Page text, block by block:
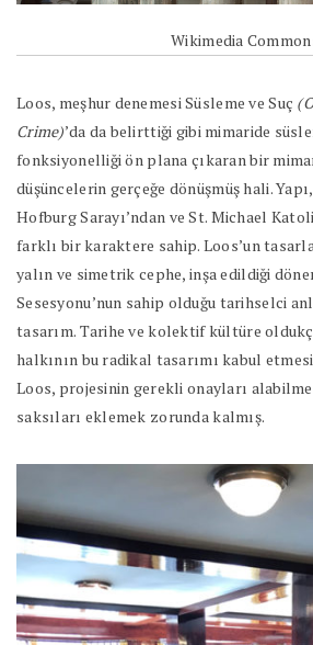
Wikimedia
Loos, meşhur denemesi Süsleme ve Suç
Crime)’da da belirttiği gibi mimaride
fonksiyonelliği ön plana çıkaran bir
düşüncelerin gerçeğe dönüşmüş hali.
Hofburg Sarayı’ndan ve St. Michael
farklı bir karaktere sahip. Loos’un
yalın ve simetrik cephe, inşa edildiği
Sesesyonu’nun sahip olduğu tarihselci
tasarım. Tarihe ve kolektif kültüre
halkının bu radikal tasarımı kabul
Loos, projesinin gerekli onayları
saksıları eklemek zorunda kalmış.